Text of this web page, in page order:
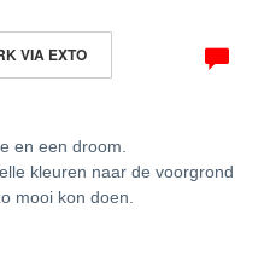
VIA EXTO
en een droom.
kleuren naar de voorgrond
mooi kon doen.